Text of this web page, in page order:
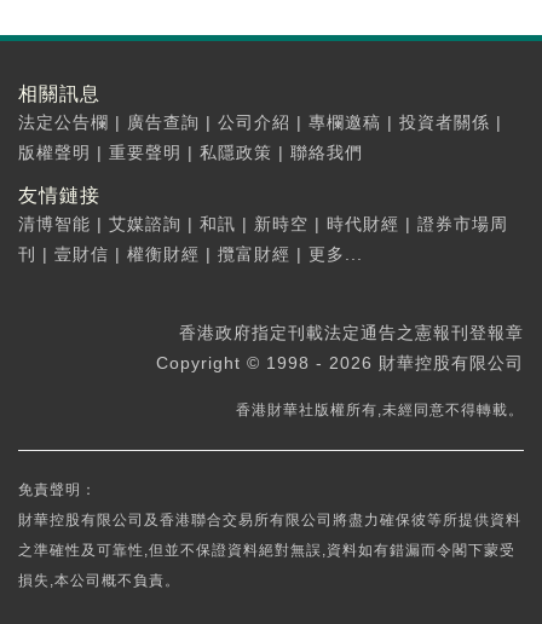
相關訊息
法定公告欄 | 廣告查詢 | 公司介紹 | 專欄邀稿 | 投資者關係 |
版權聲明 | 重要聲明 | 私隱政策 | 聯絡我們
友情鏈接
清博智能 | 艾媒諮詢 | 和訊 | 新時空 | 時代財經 | 證券市場周
刊
| 壹財信 | 權衡財經 | 攬富財經 | 更多...
香港政府指定刊載法定通告之憲報刊登報章
Copyright © 1998 - 2026 財華控股有限公司
香港財華社版權所有,未經同意不得轉載。
免責聲明：
財華控股有限公司及香港聯合交易所有限公司將盡力確保彼等所提供資料
之準確性及可靠性,但並不保證資料絕對無誤,資料如有錯漏而令閣下蒙受
損失,本公司概不負責。